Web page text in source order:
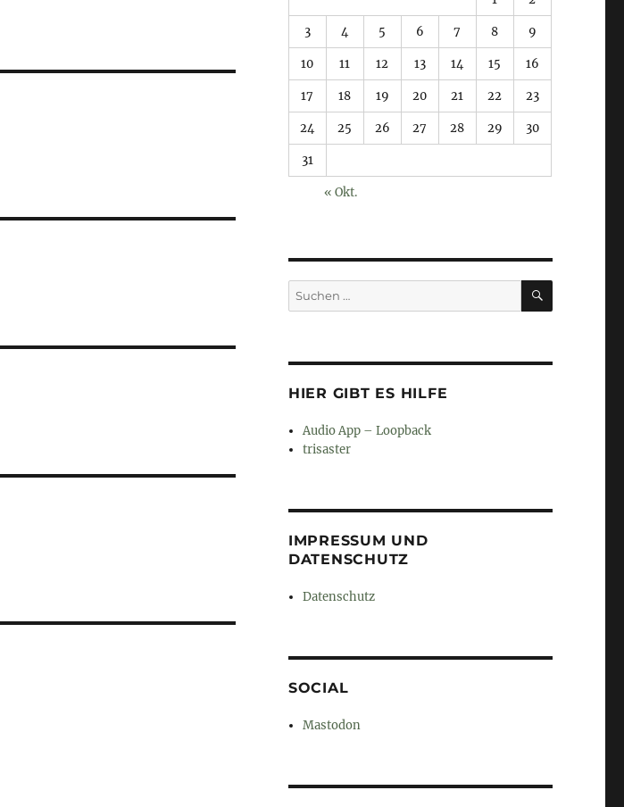
3 4 5 6 7 8 9
10 11 12 13 14 15 16
17 18 19 20 21 22 23
24 25 26 27 28 29 30
31
« Okt.
Suchen
nach:
SUCHEN
HIER GIBT ES HILFE
Audio App – Loopback
trisaster
IMPRESSUM UND
DATENSCHUTZ
Datenschutz
SOCIAL
Mastodon